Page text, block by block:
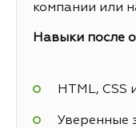
компании или
Навыки после
HTML, CSS
Уверенные